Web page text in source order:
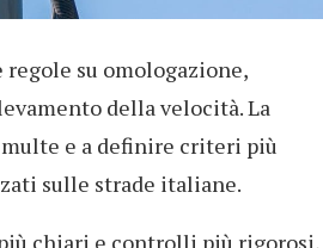
su omologazione,
della velocità. La
e a definire criteri più
sulle strade italiane.
chiari e controlli più rigorosi,